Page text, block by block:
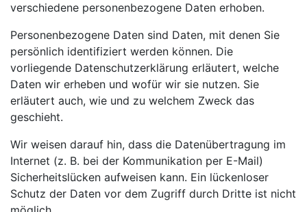
verschiedene personenbezogene Daten erhoben.
Personenbezogene Daten sind Daten, mit denen Sie
persönlich identifiziert werden können. Die
vorliegende Datenschutzerklärung erläutert, welche
Daten wir erheben und wofür wir sie nutzen. Sie
erläutert auch, wie und zu welchem Zweck das
geschieht.
Wir weisen darauf hin, dass die Datenübertragung im
Internet (z. B. bei der Kommunikation per E-Mail)
Sicherheitslücken aufweisen kann. Ein lückenloser
Schutz der Daten vor dem Zugriff durch Dritte ist nicht